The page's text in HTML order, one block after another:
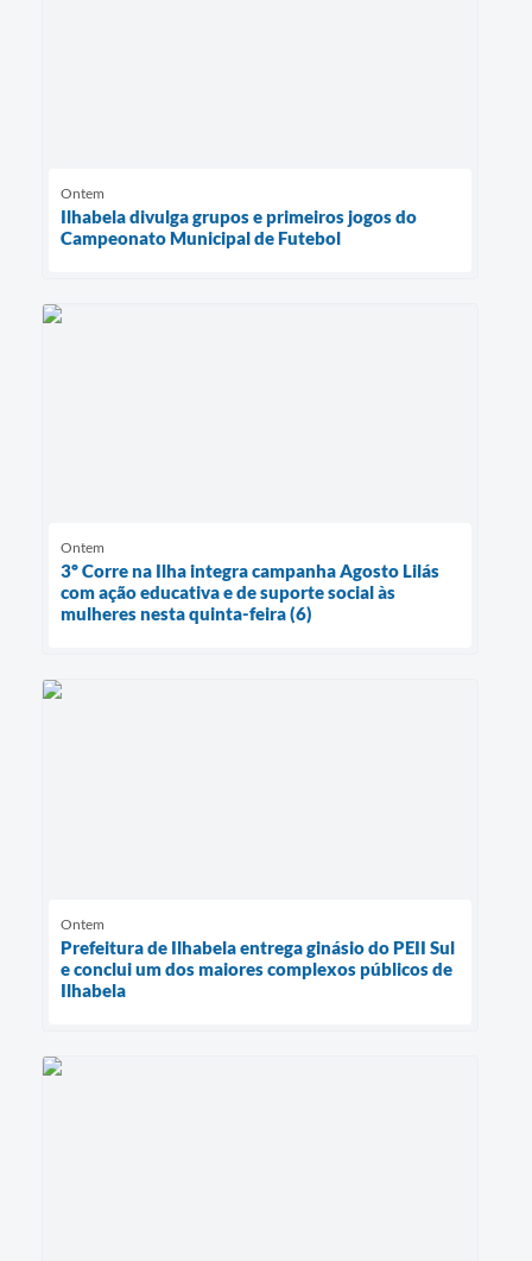
Ontem
Ilhabela divulga grupos e primeiros jogos do
Campeonato Municipal de Futebol
Ontem
3º Corre na Ilha integra campanha Agosto Lilás
com ação educativa e de suporte social às
mulheres nesta quinta-feira (6)
Ontem
Prefeitura de Ilhabela entrega ginásio do PEII Sul
e conclui um dos maiores complexos públicos de
Ilhabela